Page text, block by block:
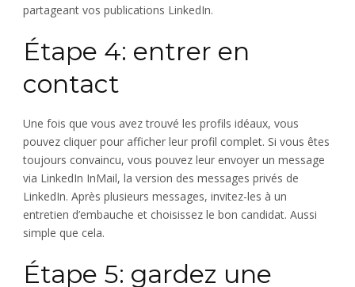
partageant vos publications LinkedIn.
Étape 4: entrer en
contact
Une fois que vous avez trouvé les profils idéaux, vous
pouvez cliquer pour afficher leur profil complet. Si vous êtes
toujours convaincu, vous pouvez leur envoyer un message
via LinkedIn InMail, la version des messages privés de
LinkedIn. Après plusieurs messages, invitez-les à un
entretien d’embauche et choisissez le bon candidat. Aussi
simple que cela.
Étape 5: gardez une